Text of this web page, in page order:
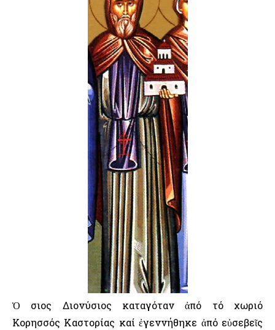
Ὁ Ὅσιος Διονύσιος καταγόταν ἀπό τό χωριό
Κορησσός Καστορίας καί ἐγεννήθηκε ἀπό εὐσεβεῖς